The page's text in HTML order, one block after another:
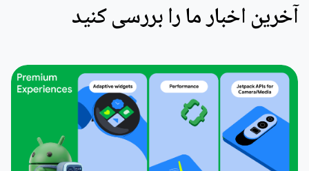
آخرین اخبار ما را بررسی کنید